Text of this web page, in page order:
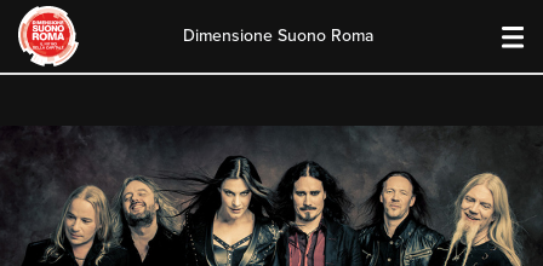
content
Dimensione Suono Roma